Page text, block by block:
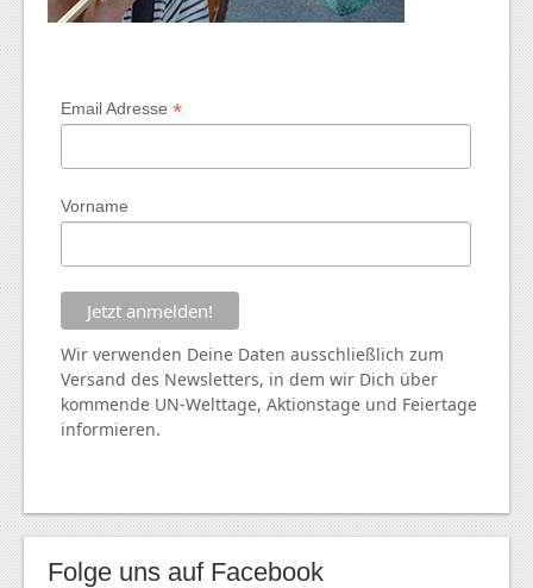
Email Adresse*
Vorname
Wir verwenden Deine Daten ausschließlich zum
Versand des Newsletters, in dem wir Dich über
kommende UN-Welttage, Aktionstage und Feiertage
informieren.
Folge uns auf Facebook